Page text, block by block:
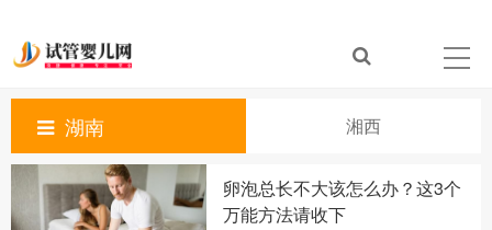
湖南 湘西
卵泡总长不大该怎么办？这3个
万能方法请收下